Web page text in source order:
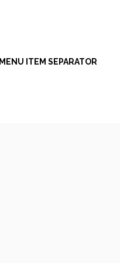
MENU ITEM SEPARATOR